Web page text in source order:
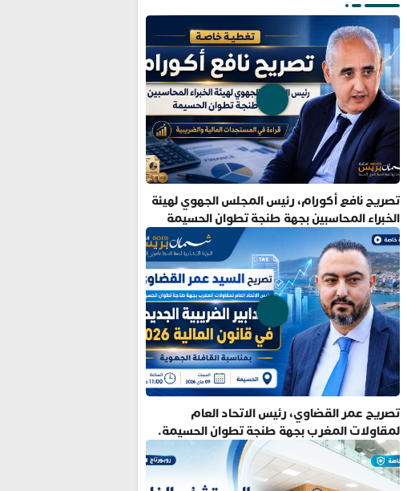
تصريح نافع أكورام، رئيس المجلس الجهوي لهيئة
الخبراء المحاسبين بجهة طنجة تطوان الحسيمة
تصريح عمر القضاوي، رئيس الاتحاد العام
لمقاولات المغرب بجهة طنجة تطوان الحسيمة.